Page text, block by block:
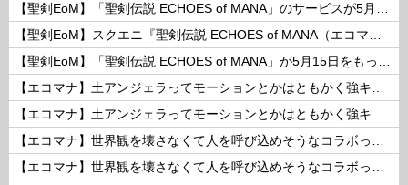
【聖剣EoM】「聖剣伝説 ECHOES of MANA」のサービスが5月15日15：00をもって終了に
【聖剣EoM】スクエニ『聖剣伝説 ECHOES of MANA（エコマナ）』が2023年5月15日をもって運営サービス終了を発表
【聖剣EoM】「聖剣伝説 ECHOES of MANA」が5月15日をもってサービス終了に
【エコマナ】土アンジェラってモーションとかはともかく強キャラなの？
【エコマナ】土アンジェラってモーションとかはともかく強キャラなの？
【エコマナ】世界観を壊さなくて人を呼び込めそうなコラボって何があるだろう？
【エコマナ】世界観を壊さなくて人を呼び込めそうなコラボって何があるだろう？